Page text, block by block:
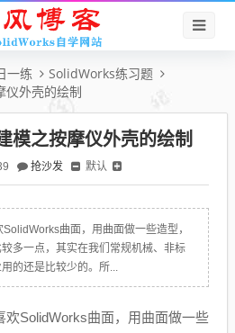
一练
SolidWorks练习题
仪外壳的绘制
之按摩仪外壳的绘制
抢沙发 默认
曲面，用曲面做一些造型，
多一点，其实在我们常规机械、非标
的还是比较少的。所...
欢SolidWorks曲面，用曲面做一些